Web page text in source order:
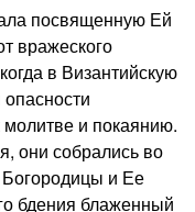
посвященную Ей
вражеского
в Византийскую
молитве и покаянию.
они собрались во
Богородицы и Ее
бдения блаженный